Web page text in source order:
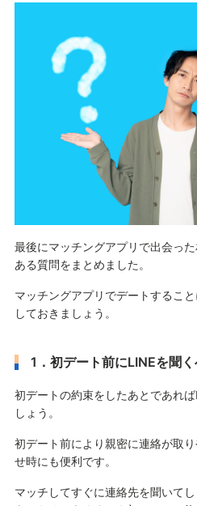
最後にマッチングアプリで出会っ
ある質問をまとめました。
マッチングアプリでデートするこ
しておきましょう。
1．初デート前にLINEを聞
初デートの約束をしたあとであれ
しょう。
初デート前により親密に連絡が取
せ時にも便利です。
マッチしてすぐに連絡先を聞いて